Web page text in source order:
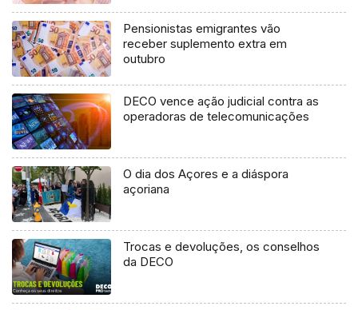
Pensionistas emigrantes vão
receber suplemento extra em
outubro
DECO vence ação judicial contra as
operadoras de telecomunicações
O dia dos Açores e a diáspora
açoriana
Trocas e devoluções, os conselhos
da DECO